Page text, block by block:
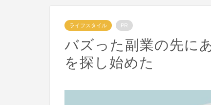
ライフスタイル PR
バズった副業の先に
を探し始めた